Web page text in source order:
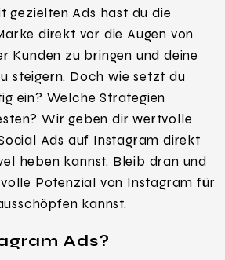
gezielten Ads hast du die
direkt vor die Augen von
Kunden zu bringen und deine
steigern. Doch wie setzt du
ein? Welche Strategien
Wir geben dir wertvolle
Ads auf Instagram direkt
heben kannst. Bleib dran und
Potenzial von Instagram für
kannst.
Ads?